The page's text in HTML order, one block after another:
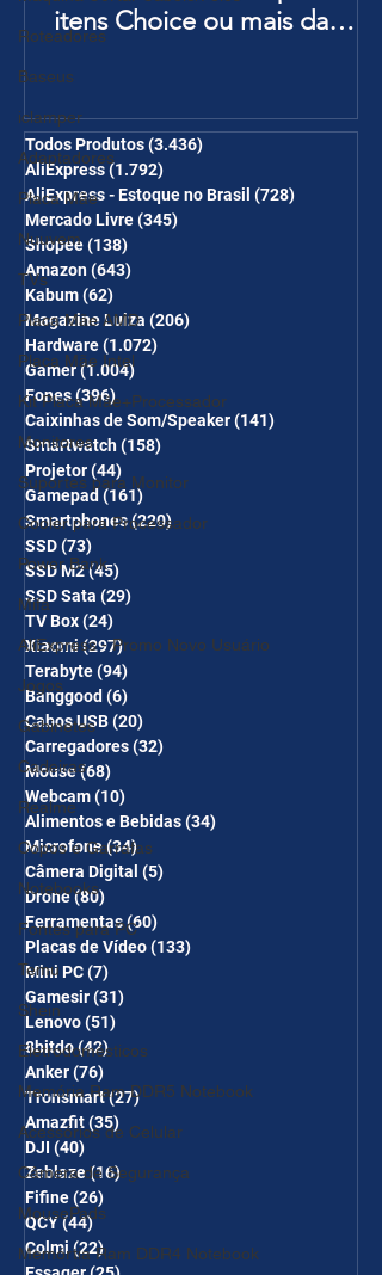
Roteadores
Baseus
iclamper
Adaptadores
Placa Mãe
Nuuvem
TVs
Placa Mãe AMD
Placa Mãe Intel
Kit Placa Mãe+Processador
Monitores
Suportes para Monitor
Cooler para Processador
Power Bank
Mifa
AliExpress - Promo Novo Usuário
Jogos
Gabinetes
Cadeiras
Realme
Copos e Garrafas
Notebooks
Fontes para PC
Temu
Shein
Eletrodomésticos
Memória Ram DDR5 Notebook
Acessórios de Celular
Câmera de Segurança
MousePads
Memórtia Ram DDR4 Notebook
itens Choice ou mais da
Página de Promoções e
Ganhe Frete Grátis(R$10 de
desc em 6 itens/R$25 de
desc em 10 itens) OS
CUPONS SÃO VÁLIDOS NO
COMBO
Todos Produtos(3.436)
AliExpress(1.792)
AliExpress - Estoque no Brasil (728)
Mercado Livre(345)
Shopee(138)
Amazon(643)
Kabum(62)
Magazine Luiza (206)
Hardware(1.072)
Gamer(1.004)
Fones(396)396 posts
Caixinhas de Som/Speaker(141)
Smartwatch(158)
Projetor(44)
Gamepad (161)
Smartphones(220)220 posts
SSD(73)
SSD M2(45)
SSD Sata (29)
TV Box(24)
Xiaomi(297)297 posts
Terabyte(94)
Banggood (6)
Cabos USB(20)
Carregadores(32)
Mouse(68)
Webcam(10)
Alimentos e Bebidas(34)
Microfone(34)34 posts
Câmera Digital (5)
Drone(80)
Ferramentas(60)
Placas de Vídeo(133)
Mini PC(7)
Gamesir(31)
Lenovo(51)
8bitdo(42)42 posts
Anker(76)
Tronsmart(27)27 posts
Amazfit(35) 35 posts
DJI (40)
Zeblaze(16)16 posts
Fifine(26)
QCY(44)44 posts
Colmi (22)22 posts